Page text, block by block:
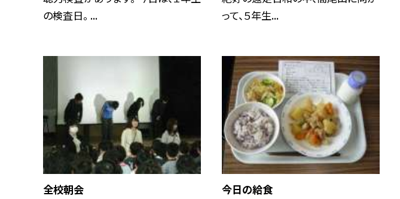
の検査日。 ...
って、５年生...
全校朝会 今日の給食